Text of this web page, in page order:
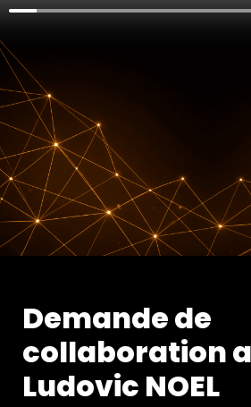
Demande de
collaboration
Ludovic NOEL